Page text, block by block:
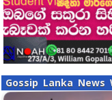
Gossip Lanka News